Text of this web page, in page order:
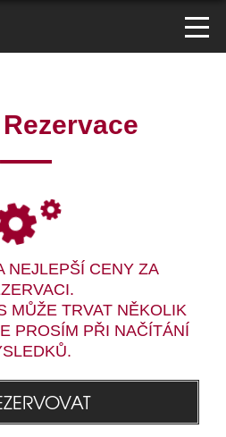
NEJLEPŠÍ CENY ZA
MŮŽE TRVAT NĚKOLIK
PROSÍM PŘI NAČÍTÁNÍ